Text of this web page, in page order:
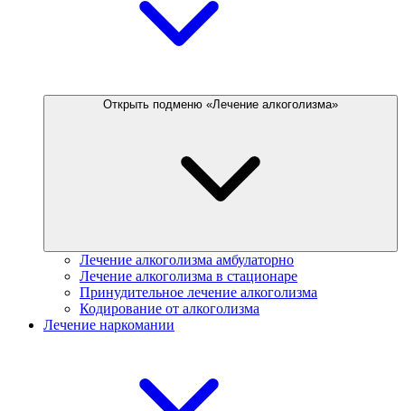
Открыть подменю «Лечение алкоголизма»
Лечение алкоголизма амбулаторно
Лечение алкоголизма в стационаре
Принудительное лечение алкоголизма
Кодирование от алкоголизма
Лечение наркомании